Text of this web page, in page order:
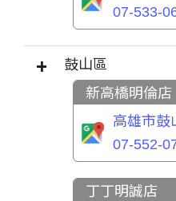
07-533-
鼓山區
新高橋明倫店
高雄市鼓
07-552-
丁丁明誠店